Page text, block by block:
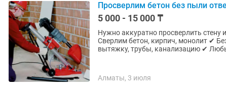
Просверлим бетон без пыли
5 000 - 15 000 ₸
Нужно аккуратно просверлить стену
Сверлим бетон, кирпич, монолит ✔
вытяжку, трубы, канализацию ✔
Алматы, 3 июля